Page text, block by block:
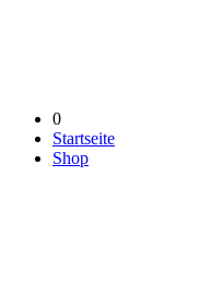
0
Startseite
Shop